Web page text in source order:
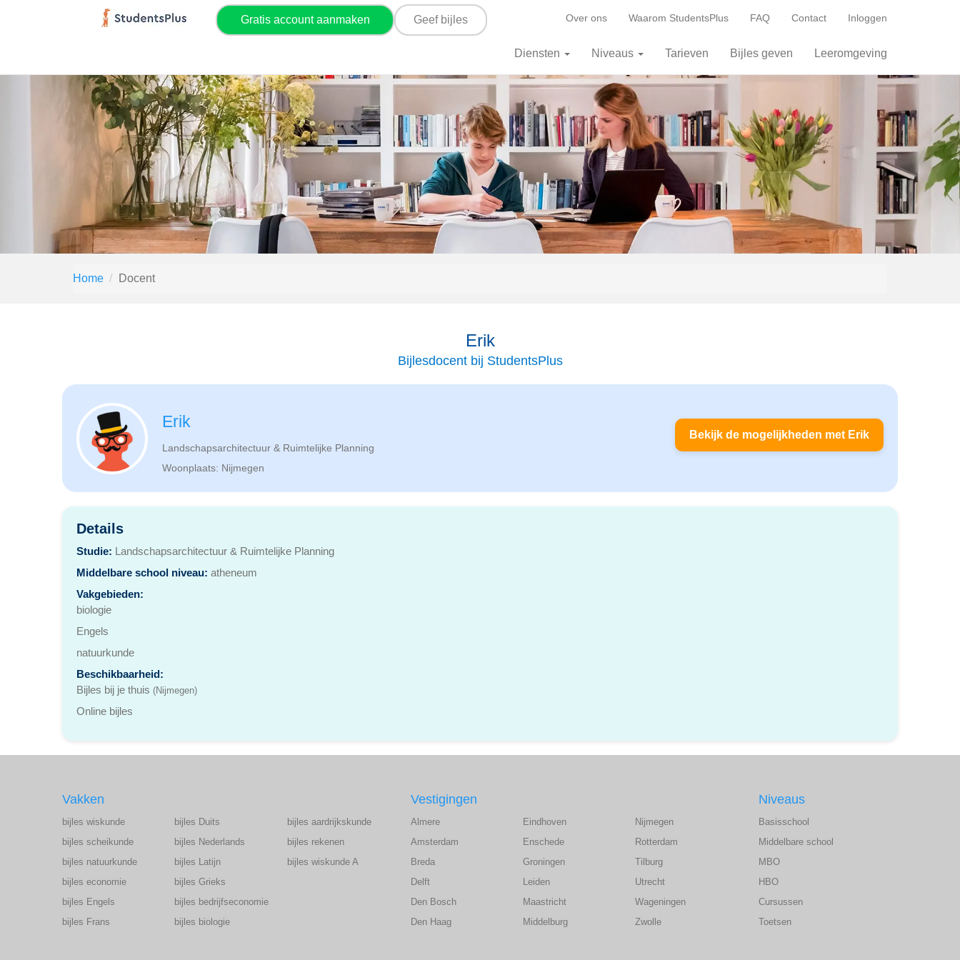
Gratis account aanmaken Geef bijles Over ons Waarom StudentsPlus FAQ Contact Inloggen
Diensten Niveaus Tarieven Bijles geven Leeromgeving
Home Docent
Erik
Bijlesdocent bij StudentsPlus
Erik
Landschapsarchitectuur & Ruimtelijke Planning
Woonplaats: Nijmegen
Bekijk de mogelijkheden met Erik
Details
Studie: Landschapsarchitectuur & Ruimtelijke Planning
Middelbare school niveau: atheneum
Vakgebieden:
biologie
Engels
natuurkunde
Beschikbaarheid:
Bijles bij je thuis (Nijmegen)
Online bijles
Vakken
bijles wiskunde
bijles scheikunde
bijles natuurkunde
bijles economie
bijles Engels
bijles Frans
bijles Duits
bijles Nederlands
bijles Latijn
bijles Grieks
bijles bedrijfseconomie
bijles biologie
bijles aardrijkskunde
bijles rekenen
bijles wiskunde A
Vestigingen
Almere
Amsterdam
Breda
Delft
Den Bosch
Den Haag
Eindhoven
Enschede
Groningen
Leiden
Maastricht
Middelburg
Nijmegen
Rotterdam
Tilburg
Utrecht
Wageningen
Zwolle
Niveaus
Basisschool
Middelbare school
MBO
HBO
Cursussen
Toetsen